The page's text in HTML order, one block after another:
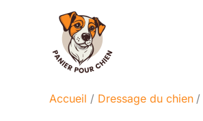
Accueil Dressage du chien